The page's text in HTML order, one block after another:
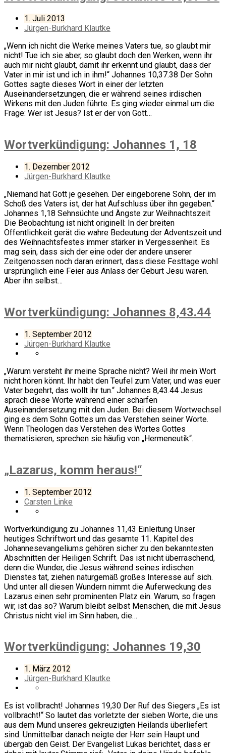
1. Juli 2013
Jürgen-Burkhard Klautke
„Wenn ich nicht die Werke meines Vaters tue, so glaubt mir
nicht! Tue ich sie aber, so glaubt doch den Werken, wenn ihr
auch mir nicht glaubt, damit ihr erkennt und glaubt, dass der
Vater in mir ist und ich in ihm!“ Johannes 10,37.38 Der Sohn
Gottes sagte dieses Wort in einer der letzten
Auseinandersetzungen, die er während seines irdischen
Wirkens mit den Juden führte. Es ging wieder einmal um die
Frage: Wer ist Jesus? Ist er der von Gott…
Wortverkündigung: Johannes 1, 18
1. Dezember 2012
Jürgen-Burkhard Klautke
„Niemand hat Gott je gesehen. Der eingeborene Sohn, der im
Schoß des Vaters ist, der hat Aufschluss über ihn gegeben.“
Johannes 1,18 Sehnsüchte und Ängste zur Weihnachtszeit
Die Beobachtung ist nicht originell: In der breiten
Öffentlichkeit gerät die wahre Bedeutung der Adventszeit und
des Weihnachtsfestes immer stärker in Vergessenheit. Es
mag sein, dass sich der eine oder der andere unserer
Zeitgenossen noch daran erinnert, dass diese Festtage wohl
ursprünglich eine Feier aus Anlass der Geburt Jesu waren.
Aber ihn selbst…
Wortverkündigung: Johannes 8,43.44
1. September 2012
Jürgen-Burkhard Klautke
„Warum versteht ihr meine Sprache nicht? Weil ihr mein Wort
nicht hören könnt. Ihr habt den Teufel zum Vater, und was euer
Vater begehrt, das wollt ihr tun.“ Johannes 8,43.44 Jesus
sprach diese Worte während einer scharfen
Auseinandersetzung mit den Juden. Bei diesem Wortwechsel
ging es dem Sohn Gottes um das Verstehen seiner Worte.
Wenn Theologen das Verstehen des Wortes Gottes
thematisieren, sprechen sie häufig von „Hermeneutik“.
„Lazarus, komm heraus!“
1. September 2012
Carsten Linke
Wortverkündigung zu Johannes 11,43 Einleitung Unser
heutiges Schriftwort und das gesamte 11. Kapitel des
Johannesevangeliums gehören sicher zu den bekanntesten
Abschnitten der Heiligen Schrift. Das ist nicht überraschend,
denn die Wunder, die Jesus während seines irdischen
Dienstes tat, ziehen naturgemäß großes Interesse auf sich.
Und unter all diesen Wundern nimmt die Auferweckung des
Lazarus einen sehr prominenten Platz ein. Warum, so fragen
wir, ist das so? Warum bleibt selbst Menschen, die mit Jesus
Christus nicht viel im Sinn haben, die…
Wortverkündigung: Johannes 19,30
1. März 2012
Jürgen-Burkhard Klautke
Es ist vollbracht! Johannes 19,30 Der Ruf des Siegers „Es ist
vollbracht!“ So lautet das vorletzte der sieben Worte, die uns
aus dem Mund unseres gekreuzigten Heilands überliefert
sind. Unmittelbar danach neigte der Herr sein Haupt und
übergab den Geist. Der Evangelist Lukas berichtet, dass er